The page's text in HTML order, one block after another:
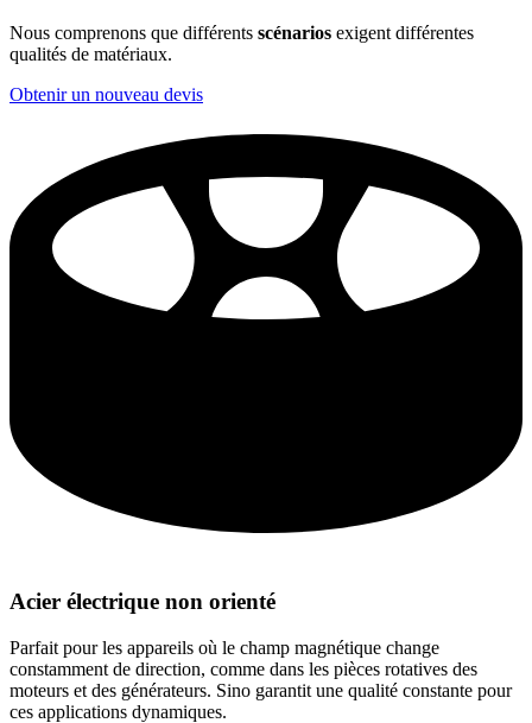
Nous comprenons que différents scénarios exigent différentes
qualités de matériaux.
Obtenir un nouveau devis
Acier électrique non orienté
Parfait pour les appareils où le champ magnétique change
constamment de direction, comme dans les pièces rotatives des
moteurs et des générateurs. Sino garantit une qualité constante pour
ces applications dynamiques.